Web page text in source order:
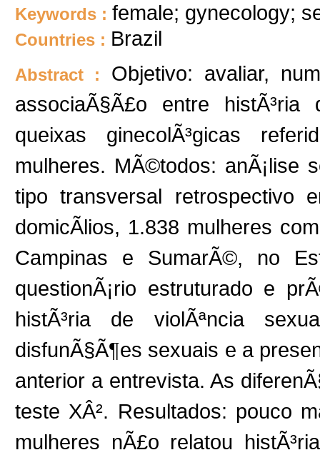
Keywords : female; gynecology;
Countries : Brazil
Abstract : Objetivo: avaliar,
associaÃ§Ã£o entre
queixas ginecolÃ³gicas
mulheres. MÃ©todos: anÃ¡lise
tipo transversal retrospectivo
domicÃ­lios, 1.838 mulheres
Campinas e SumarÃ©, no
questionÃ¡rio estruturado e
histÃ³ria de violÃªncia
disfunÃ§Ã¶es sexuais e a
anterior a entrevista. As
teste XÂ². Resultados: pouco
mulheres nÃ£o relatou